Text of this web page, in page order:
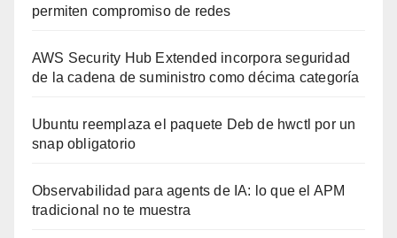
permiten compromiso de redes
AWS Security Hub Extended incorpora seguridad
de la cadena de suministro como décima categoría
Ubuntu reemplaza el paquete Deb de hwctl por un
snap obligatorio
Observabilidad para agents de IA: lo que el APM
tradicional no te muestra